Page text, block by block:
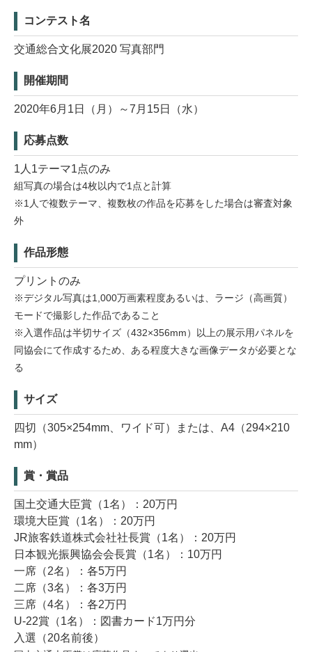
コンテスト名
交通総合文化展2020 写真部門
開催期間
2020年6月1日（月）～7月15日（水）
応募点数
1人1テーマ1点のみ
組写真の場合は4枚以内で1点と計算
※1人で複数テーマ、複数枚の作品を応募をした場合は審査対象
外
作品形態
プリントのみ
※デジタル写真は1,000万画素程度あるいは、ラージ（高画質）
モードで撮影した作品であること
※入選作品は半切サイズ（432×356mm）以上の展示用パネルを
同協会にて作成するため、ある程度大きな画像データが必要とな
る
サイズ
四切（305×254mm、ワイド可）または、A4（294×210
mm）
賞・賞品
国土交通大臣賞（1名）：20万円
環境大臣賞（1名）：20万円
JR旅客鉄道株式会社社長賞（1名）：20万円
日本観光振興協会会長賞（1名）：10万円
一席（2名）：各5万円
二席（3名）：各3万円
三席（4名）：各2万円
U-22賞（1名）：図書カード1万円分
入選（20名前後）